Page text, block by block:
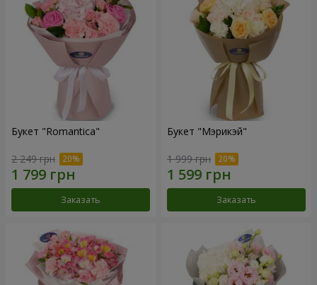
Букет "Romantica"
2 249 грн
Заказать
Букет "Мэрикэй"
1 999 грн
Заказать